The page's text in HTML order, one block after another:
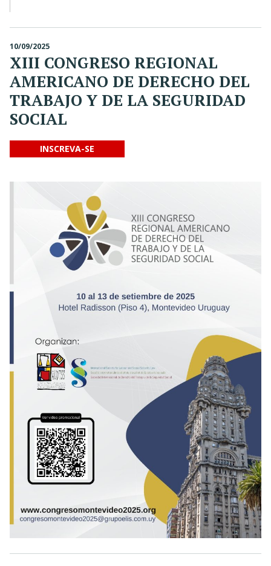
10/09/2025
XIII CONGRESO REGIONAL
AMERICANO DE DERECHO DEL
TRABAJO Y DE LA SEGURIDAD
SOCIAL
INSCREVA-SE